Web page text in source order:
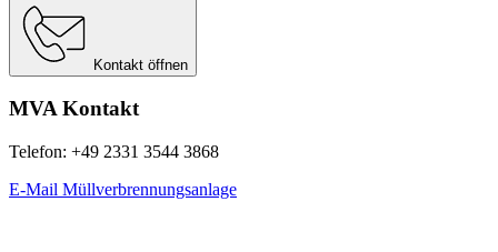
Kontakt öffnen
MVA Kontakt
Telefon: +49 2331 3544 3868
E-Mail Müllverbrennungsanlage